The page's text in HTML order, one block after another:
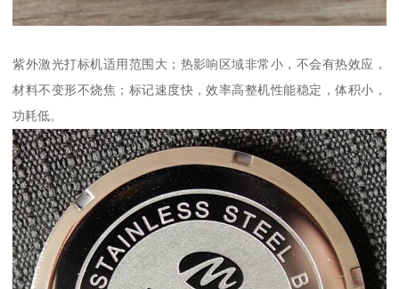
紫外激光打标机适用范围大；热影响区域非常小，不会有热效应，
材料不变形不烧焦；标记速度快，效率高整机性能稳定，体积小，
功耗低。